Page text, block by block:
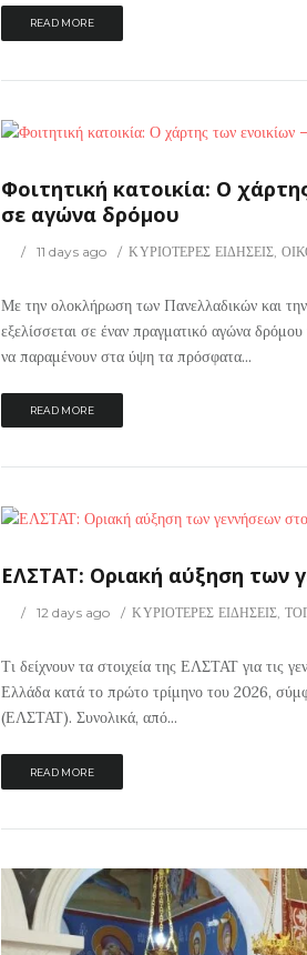
READ MORE
Φοιτητική κατοικία: Ο
σε αγώνα δρόμου
11 days ago ΚΥΡΙΟΤΕΡΕΣ ΕΙΔΗΣΕΙΣ
Με την ολοκλήρωση των Πανελλαδικών και την
εξελίσσεται σε έναν πραγματικό αγώνα δρόμου
να παραμένουν στα ύψη τα πρόσφατα...
READ MORE
ΕΛΣΤΑΤ: Οριακή αύξηση των
12 days ago ΚΥΡΙΟΤΕΡΕΣ ΕΙΔΗΣΕΙΣ,
Τι δείχνουν τα στοιχεία της ΕΛΣΤΑΤ για τις
Ελλάδα κατά το πρώτο τρίμηνο του 2026,
(ΕΛΣΤΑΤ). Συνολικά, από...
READ MORE